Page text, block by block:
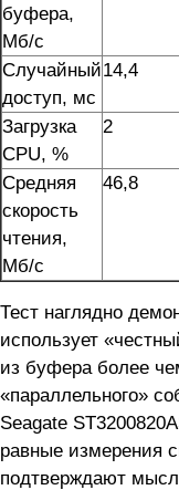
буфера,
Мб/с
Случайный
доступ, мс
14,4
Загрузка
CPU, %
2
Средняя
скорость
чтения,
Мб/с
46,8
Тест наглядно
использует
из буфера более
«параллельного»
Seagate
равные измерения
подтверждают